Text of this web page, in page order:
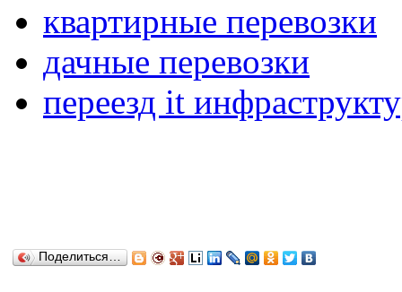
квартирные перевозки
дачные перевозки
переезд it
Поделиться…